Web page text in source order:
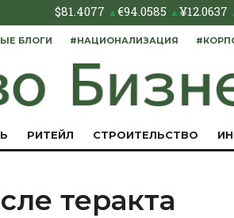
$81.4077 ▲€94.0585 ▲¥12.0637
БЛОГИ #НАЦИОНАЛИЗАЦИЯ
РИТЕЙЛ СТРОИТЕЛЬСТВО
теракта